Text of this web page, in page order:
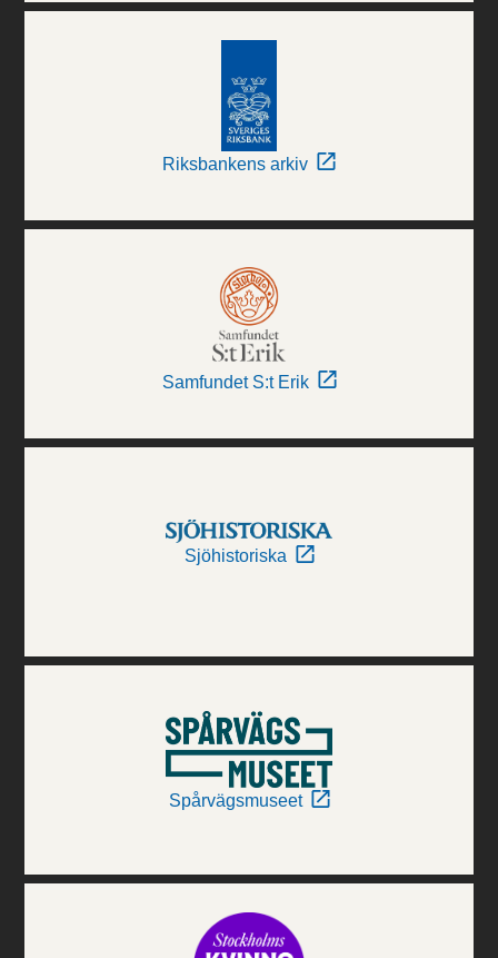
Riksbankens arkiv
Samfundet S:t Erik
Sjöhistoriska
Spårvägsmuseet